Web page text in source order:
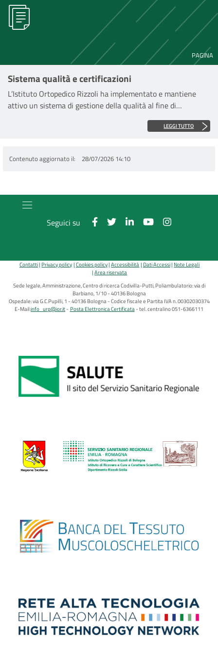
pazienti, procedure chirurgiche, tipo e fissaggio dell’impianto
sia nel caso di protesi primarie che di revisioni per l’anca, il
ginocchio e la spalla.
PAGINA
Sistema qualità e certificazioni
L’Istituto Ortopedico Rizzoli ha implementato e mantiene
attivo un sistema di gestione della qualità al fine di
rispondere a specifiche necessità tra loro complementari:
LEGGI TUTTO
Contenuto aggiornato il 28/07/2026 14:10
Seguici su
Contatti Privacy policy Cookies policy Accessibilità Dati Accessi Note Legali
Area riservata
Sede legale, Amministrazione, Centro di ricerca Codivilla-Putti, Poliambulatorio: via di
Barbiano, 1/10 - 40136 Bologna
Ospedale: via G.C.Pupilli, 1 - 40136 Bologna - Codice fiscale e Partita IVA n. 00302030374
E-Mail:info_urp@ior.it Posta Elettronica Certificata tel. centralino 051-6366111